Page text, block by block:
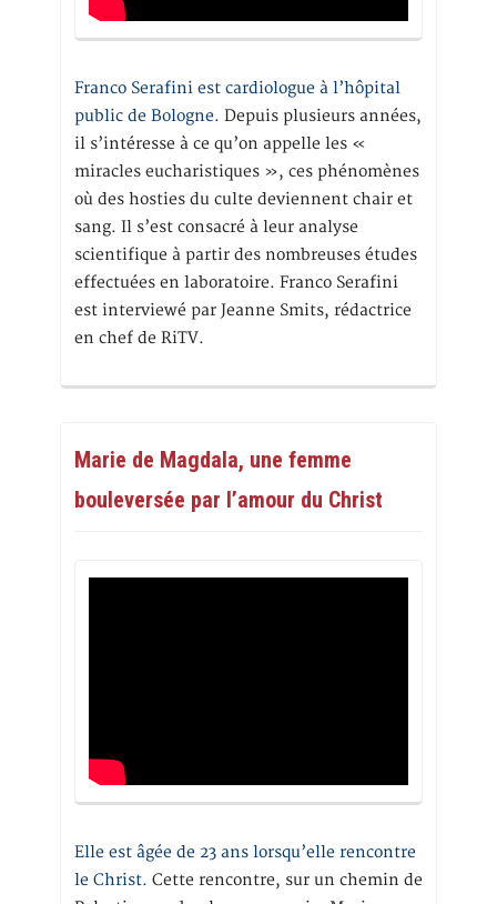
Franco Serafini est cardiologue à l’hôpital
public de Bologne. Depuis plusieurs années,
il s’intéresse à ce qu’on appelle les «
miracles eucharistiques », ces phénomènes
où des hosties du culte deviennent chair et
sang. Il s’est consacré à leur analyse
scientifique à partir des nombreuses études
effectuées en laboratoire. Franco Serafini
est interviewé par Jeanne Smits, rédactrice
en chef de RiTV.
Marie de Magdala, une femme
bouleversée par l’amour du Christ
Elle est âgée de 23 ans lorsqu’elle rencontre
le Christ. Cette rencontre, sur un chemin de